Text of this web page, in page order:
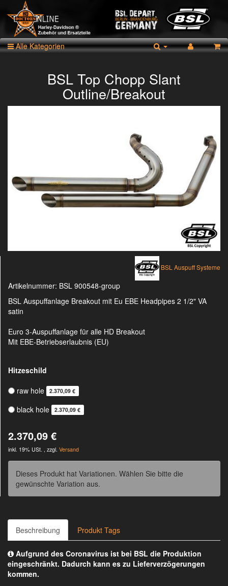
Alle Kategorien
BSL Top Chopp Slant
Outline/Breakout
BSL Auspuff Systeme
Artikelnummer: BSL 900548-group
BSL Auspuffanlage Breakout mit Eu EBE Headpipes 2 1/2" VA
satin
Euro 3-Auspuffanlage für alle HD Breakout
Mit EBE-Betriebserlaubnis (EU)
Hitzeschild
raw hole
2.370,09 €
black hole 2.370,09 €
2.370,09 €
inkl. 19% USt. , zzgl. Versand
Dieses Produkt hat Variationen. Wählen Sie bitte die
gewünschte Variation aus.
Beschreibung Produkt Tags
Aufgrund des Coronavirus ist bei BSL die Produktion
eingeschränkt. Dadurch kann es zu Lieferverzögerungen
kommen.